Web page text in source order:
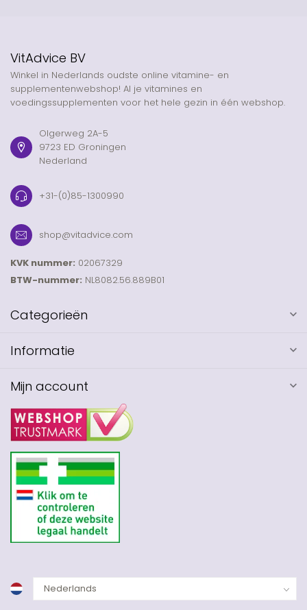
VitAdvice BV
Winkel in Nederlands oudste online vitamine- en
supplementenwebshop! Al je vitamines en
voedingssupplementen voor het hele gezin in één webshop.
Olgerweg 2A-5
9723 ED Groningen
Nederland
+31-(0)85-1300990
shop@vitadvice.com
KVK nummer: 02067329
BTW-nummer: NL8082.56.889B01
Categorieën
Informatie
Mijn account